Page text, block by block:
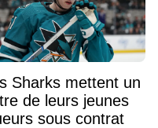
Sharks mettent un
de leurs jeunes
sous contrat